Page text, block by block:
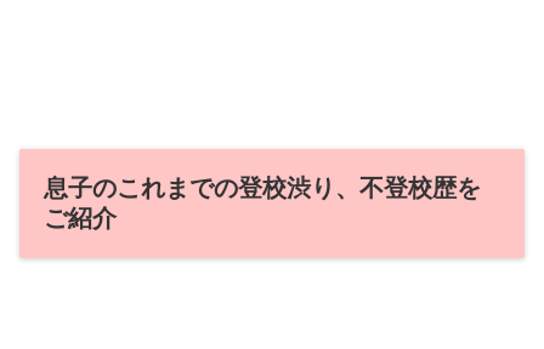
息子のこれまでの登校渋り、不登校歴を
ご紹介